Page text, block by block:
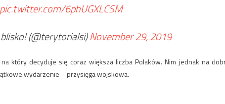
pic.twitter.com/6phUGXLCSM
(@terytorialsi)November 29, 2019
który decyduje się coraz większa liczba Polaków. Nim jednak na
wydarzenie – przysięga wojskowa.